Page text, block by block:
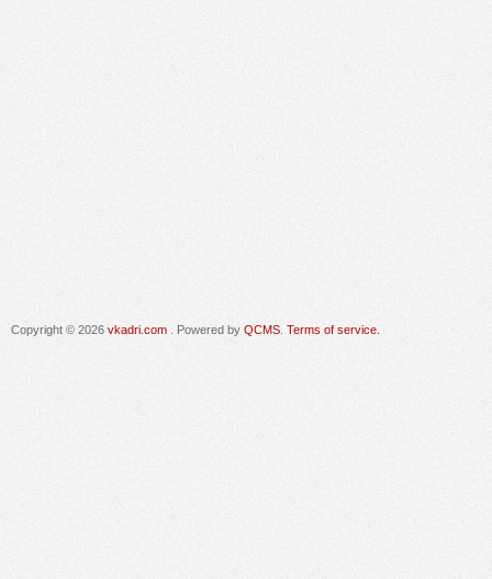
Copyright © 2026 vkadri.com . Powered by QCMS Terms of service.